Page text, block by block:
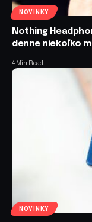
NOVINKY
Nothing
denne niekoľko
4 Min Read
NOVINKY